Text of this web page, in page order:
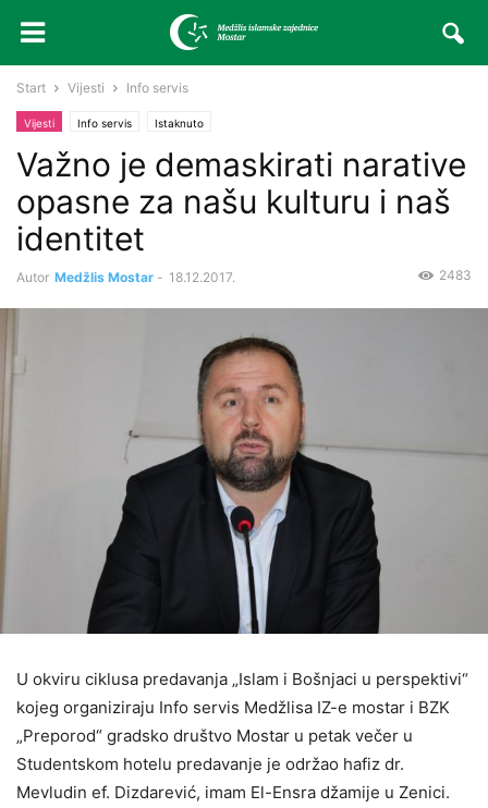
Start Vijesti Info servis
Vijesti Info servis Istaknuto
Važno je demaskirati narative
opasne za našu kulturu i naš
identitet
Autor Medžlis Mostar - 18.12.2017. 2483
U okviru ciklusa predavanja „Islam i Bošnjaci u perspektivi“
kojeg organiziraju Info servis Medžlisa IZ-e mostar i BZK
„Preporod“ gradsko društvo Mostar u petak večer u
Studentskom hotelu predavanje je održao hafiz dr.
Mevludin ef. Dizdarević, imam El-Ensra džamije u Zenici.